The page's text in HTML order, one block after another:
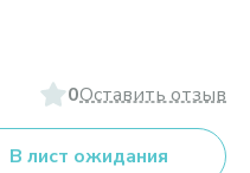
0Оставить отзыв
В лист ожидания